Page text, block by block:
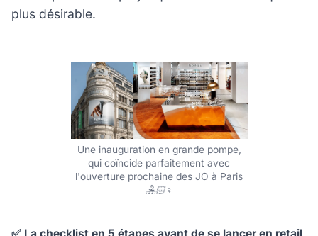
plus désirable.
Une inauguration en grande pompe,
qui coïncide parfaitement avec
l'ouverture prochaine des JO à Paris
🤽🏻♀️
✅ La checklist en 5 étapes avant de se lancer en retail